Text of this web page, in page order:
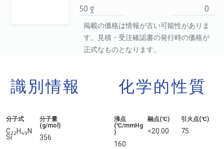
50 g
0
掲載の価格は情報が古い可能性がありま
す。見積・受注確認書の発行時の価格が
正式なものとなります。
識別情報
分子式
C22 H49 N
Si
分子量
(g/mol)
356
化学的性質
沸点
(℃/mmHg
)
160
融点(℃)
<20.00
引火点(℃)
75